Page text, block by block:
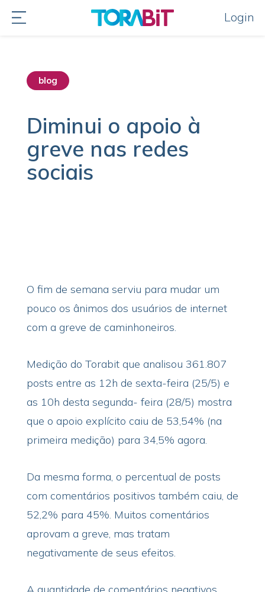
Login
blog
Diminui o apoio à
greve nas redes
sociais
O fim de semana serviu para mudar um
pouco os ânimos dos usuários de internet
com a greve de caminhoneiros.
Medição do Torabit que analisou 361.807
posts entre as 12h de sexta-feira (25/5) e
as 10h desta segunda- feira (28/5) mostra
que o apoio explícito caiu de 53,54% (na
primeira medição) para 34,5% agora.
Da mesma forma, o percentual de posts
com comentários positivos também caiu, de
52,2% para 45%. Muitos comentários
aprovam a greve, mas tratam
negativamente de seus efeitos.